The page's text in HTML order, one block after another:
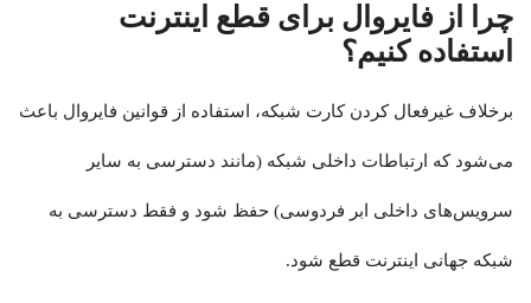
چرا از فایروال برای قطع اینترنت
استفاده کنیم؟
برخلاف غیرفعال کردن کارت شبکه، استفاده از قوانین فایروال باعث
می‌شود که ارتباطات داخلی شبکه (مانند دسترسی به سایر
سرویس‌های داخلی ابر فردوسی) حفظ شود و فقط دسترسی به
شبکه جهانی اینترنت قطع شود.